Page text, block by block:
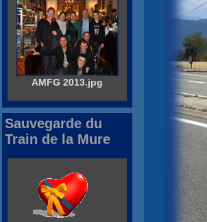
AMFG 2013.jpg
Sauvegarde du
Train de la Mure